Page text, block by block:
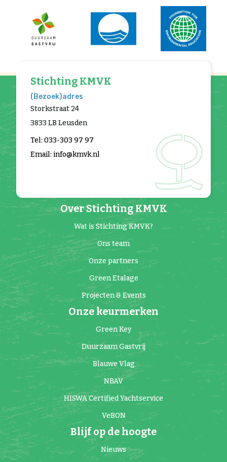
Over Stichting KMVK
Wat is Stichting KMVK?
Ons team
Onze partners
Green Etalage
Projecten & Events
Onze keurmerken
Green Key
Duurzaam Gastvrij
Blauwe Vlag
NBAV
HISWA Certified Yachtservice
VeBON
Blijf op de hoogte
Nieuws
Stichting KMVK
(Bezoek)adres
Storkstraat 24
3833 LB Leusden
Tel: 033-303 97 97
Email: info@kmvk.nl